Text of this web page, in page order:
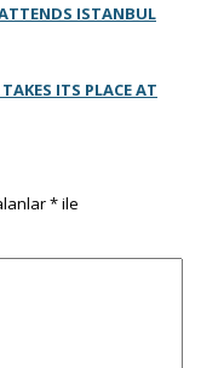
ISTANBUL
ITS PLACE AT
*ile